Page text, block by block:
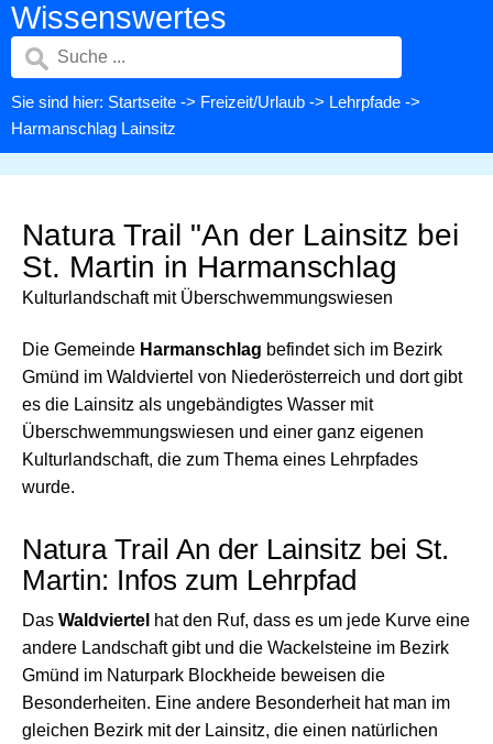
Wissenswertes
Sie sind hier: Startseite -> Freizeit/Urlaub -> Lehrpfade ->
Harmanschlag Lainsitz
Natura Trail "An der Lainsitz bei
St. Martin in Harmanschlag
Kulturlandschaft mit Überschwemmungswiesen
Die Gemeinde Harmanschlag befindet sich im Bezirk
Gmünd im Waldviertel von Niederösterreich und dort gibt
es die Lainsitz als ungebändigtes Wasser mit
Überschwemmungswiesen und einer ganz eigenen
Kulturlandschaft, die zum Thema eines Lehrpfades
wurde.
Natura Trail An der Lainsitz bei St.
Martin: Infos zum Lehrpfad
Das Waldviertel hat den Ruf, dass es um jede Kurve eine
andere Landschaft gibt und die Wackelsteine im Bezirk
Gmünd im Naturpark Blockheide beweisen die
Besonderheiten. Eine andere Besonderheit hat man im
gleichen Bezirk mit der Lainsitz, die einen natürlichen